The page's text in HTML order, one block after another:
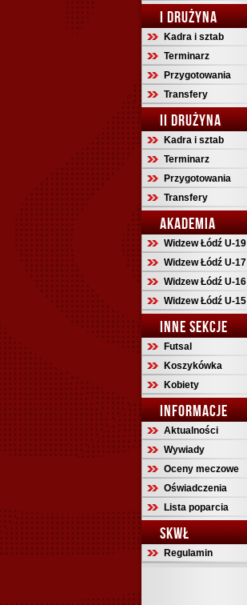
I DRUŻYNA
Kadra i sztab
Terminarz
Przygotowania
Transfery
II DRUŻYNA
Kadra i sztab
Terminarz
Przygotowania
Transfery
AKADEMIA
Widzew Łódź U-19
Widzew Łódź U-17
Widzew Łódź U-16
Widzew Łódź U-15
INNE SEKCJE
Futsal
Koszykówka
Kobiety
INFORMACJE
Aktualności
Wywiady
Oceny meczowe
Oświadczenia
Lista poparcia
SKWŁ
Regulamin